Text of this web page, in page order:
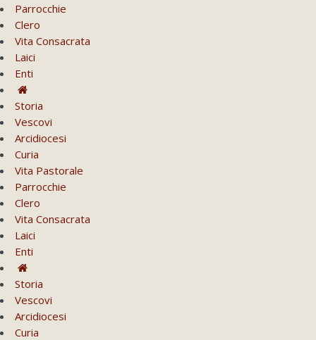
Parrocchie
Clero
Vita Consacrata
Laici
Enti
Storia
Vescovi
Arcidiocesi
Curia
Vita Pastorale
Parrocchie
Clero
Vita Consacrata
Laici
Enti
Storia
Vescovi
Arcidiocesi
Curia